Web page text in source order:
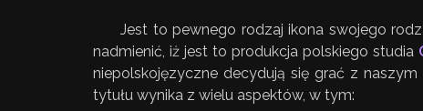
Jest to pewnego rodzaj ikona swojego
nadmienić, iż jest to produkcja polskiego studia
niepolskojęzyczne decydują się grać z
tytułu wynika z wielu aspektów, w tym: